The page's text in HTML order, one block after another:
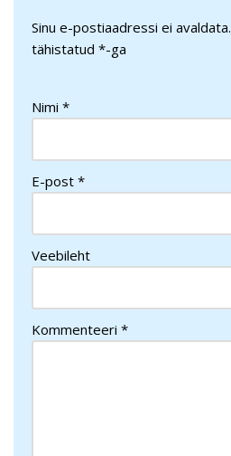
Sinu e-postiaadressi ei avaldata.
tähistatud *-ga
Nimi *
E-post *
Veebileht
Kommenteeri *